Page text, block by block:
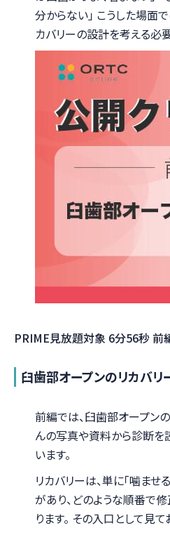
分からない」 こうした場面
カバリーの設計を考える必
PRIME見放題対象 6分56秒前
臼歯部オープンのリカバ
前編では、臼歯部オープン
んの写真や資料から診断を
います。
リカバリーは、単に「噛ませ
があり、どのような順番で
ります。 その入口として見